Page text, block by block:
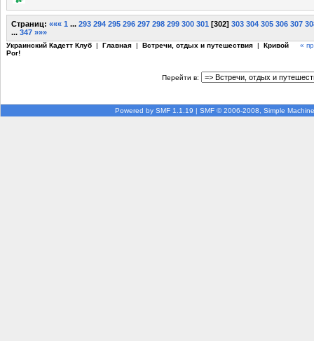
Страниц: ««« 1 ... 293 294 295 296 297 298 299 300 301 [302] 303 304 305 306 307
... 347 »»»
Украинский Кадетт Клуб | Главная | Встречи, отдых и путешествия | Кривой
Рог!
«
Перейти в:
Powered by SMF 1.1.19 | SMF © 2006-2008, Simple